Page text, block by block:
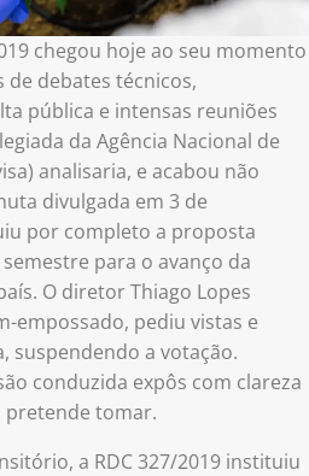
chegou hoje ao seu momento
de debates técnicos,
pública e intensas reuniões
da Agência Nacional de
analisaria, e acabou não
divulgada em 3 de
por completo a proposta
para o avanço da
O diretor Thiago Lopes
empossado, pediu vistas e
suspendendo a votação.
conduzida expôs com clareza
pretende tomar.
a RDC 327/2019 instituiu